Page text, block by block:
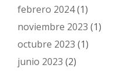
febrero 2024(1)
noviembre 2023 (1)
octubre 2023 (1)
junio 2023 (2)